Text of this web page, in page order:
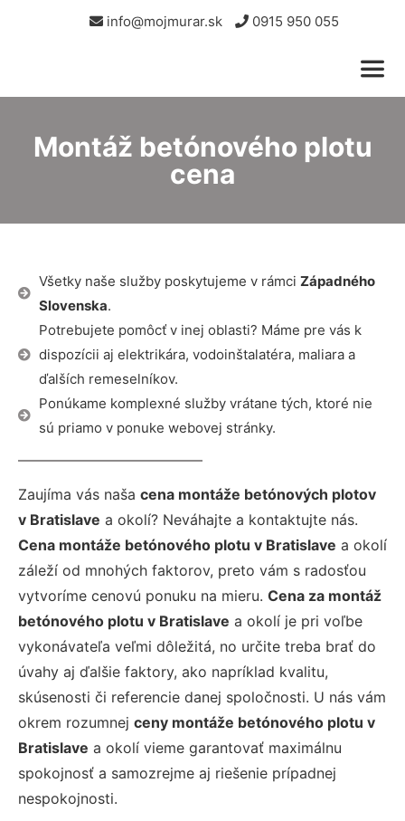
info@mojmurar.sk 0915 950 055
Montáž betónového plotu
cena
Všetky naše služby poskytujeme v rámci Západného
Slovenska.
Potrebujete pomôcť v inej oblasti? Máme pre vás k
dispozícii aj elektrikára, vodoinštalatéra, maliara a
ďalších remeselníkov.
Ponúkame komplexné služby vrátane tých, ktoré nie
sú priamo v ponuke webovej stránky.
Zaujíma vás naša cena montáže betónových plotov
v Bratislave a okolí? Neváhajte a kontaktujte nás.
Cena montáže betónového plotu v Bratislave a okolí
záleží od mnohých faktorov, preto vám s radosťou
vytvoríme cenovú ponuku na mieru. Cena za montáž
betónového plotu v Bratislave a okolí je pri voľbe
vykonávateľa veľmi dôležitá, no určite treba brať do
úvahy aj ďalšie faktory, ako napríklad kvalitu,
skúsenosti či referencie danej spoločnosti. U nás vám
okrem rozumnej ceny montáže betónového plotu v
Bratislave a okolí vieme garantovať maximálnu
spokojnosť a samozrejme aj riešenie prípadnej
nespokojnosti.